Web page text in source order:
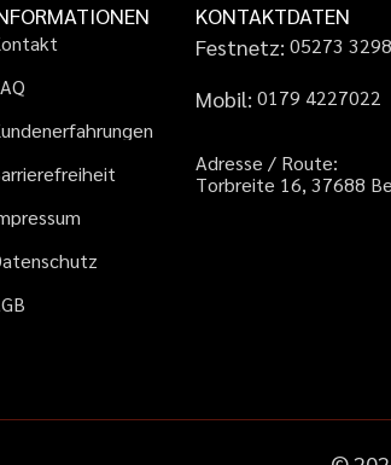
ontakt
AQ
undenerfahrungen
arrierefreiheit
pressum
atenschutz
GB
KONTAKTDATEN
Festnetz:05273 3298
Mobil:01 79 4227022
Adresse / Route:
Torbreite 16, 37688 B